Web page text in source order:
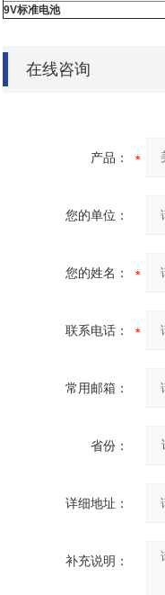
9V标准电池
在线咨询
产品：
您的单位：
您的姓名：
联系电话：
常用邮箱：
省份：
详细地址：
补充说明：